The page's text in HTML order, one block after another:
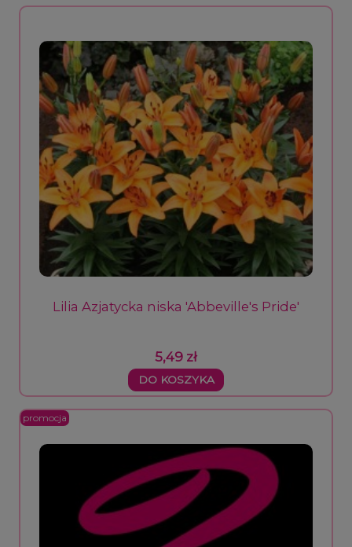
Lilia Azjatycka niska 'Abbeville's Pride'
5,49 zł
DO KOSZYKA
promocja